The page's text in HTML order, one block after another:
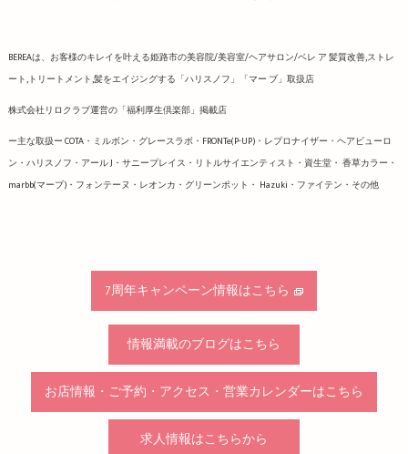
BEREAは、お客様のキレイを叶える姫路市の美容院/美容室/ヘアサロン/ベレ ア 髪質改善,ストレ
ート,トリートメント,髪をエイジングする「ハリスノフ」「マー ブ」取扱店
株式会社リロクラブ運営の「福利厚生倶楽部」掲載店
ー主な取扱ー COTA・ミルボン・グレースラボ・FRONTe(P-UP)・レプロナイザー・ヘアビューロ
ン・ハリスノフ・アール J・サニープレイス・リトルサイエンティスト・資生堂・ 香草カラー・
marbb(マーブ)・フォンテーヌ・レオンカ・グリーンポット・ Hazuki・ファイテン・その他
7周年キャンペーン情報はこちら
情報満載のブログはこちら
お店情報・ご予約・アクセス・営業カレンダーはこちら
求人情報はこちらから